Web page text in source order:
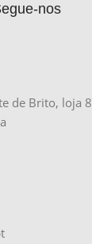
nos
de Brito, loja 8